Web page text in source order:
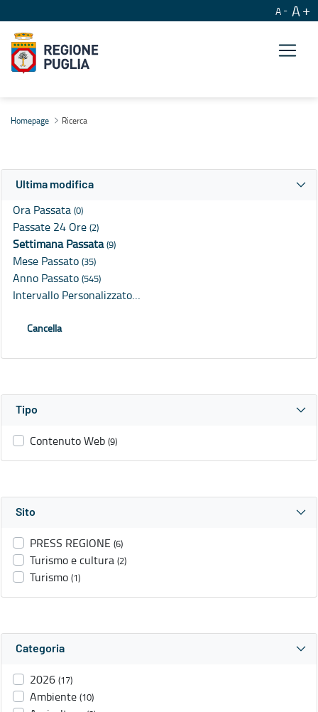
A A
Homepage Ricerca
Ultima modifica
Ora Passata (0)
Passate 24 Ore (2)
Settimana Passata(9)
Mese Passato (35)
Anno Passato (545)
Intervallo Personalizzato…
Cancella
Tipo
Contenuto Web (9)
Sito
PRESS REGIONE (6)
Turismo e cultura (2)
Turismo (1)
Categoria
2026 (17)
Ambiente (10)